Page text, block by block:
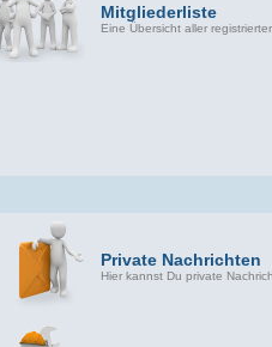
Mitgliederliste
Eine Übersicht aller
Private Nachrichten
Hier kannst Du private